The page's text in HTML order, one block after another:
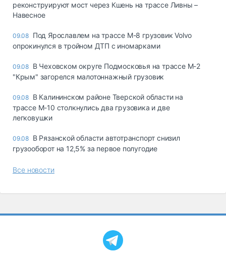
реконструируют мост через Кшень на трассе Ливны –
Навесное
09.08 Под Ярославлем на трассе М-8 грузовик Volvo
опрокинулся в тройном ДТП с иномарками
09.08 В Чеховском округе Подмосковья на трассе М-2
"Крым" загорелся малотоннажный грузовик
09.08 В Калининском районе Тверской области на
трассе М-10 столкнулись два грузовика и две
легковушки
09.08 В Рязанской области автотранспорт снизил
грузооборот на 12,5% за первое полугодие
Все новости